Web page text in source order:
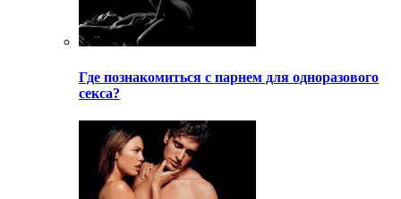
Где познакомиться с парнем для одноразового
секса?